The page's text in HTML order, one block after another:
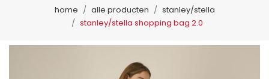
home alle producten
stanley/stella
stanley/stella shopping bag 2.0